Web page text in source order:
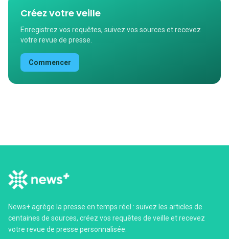
Créez votre veille
Enregistrez vos requêtes, suivez vos sources et recevez
votre revue de presse.
Commencer
News+ agrège la presse en temps réel : suivez les articles de
centaines de sources, créez vos requêtes de veille et recevez
votre revue de presse personnalisée.